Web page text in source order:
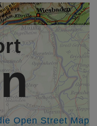
http://www.boesherz-
architektur,
Open Street Map